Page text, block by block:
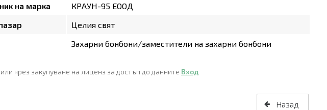
на марка
КРАУН-95 ЕООД
Целия свят
Захарни бонбони/заместители на захарни бонбони
чрез закупуване на лиценз за достъп до данните Вход
Назад